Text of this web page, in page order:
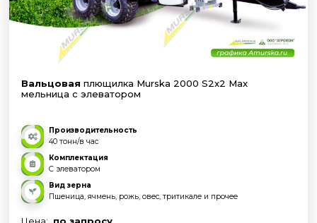
Вальцовая плющилка Murska 2000 S2x2 Max
мельница с элеватором
Производительность
40 тонн/в час
Комплектация
С элеватором
Вид зерна
Пшеница, ячмень, рожь, овес, тритикале и прочее